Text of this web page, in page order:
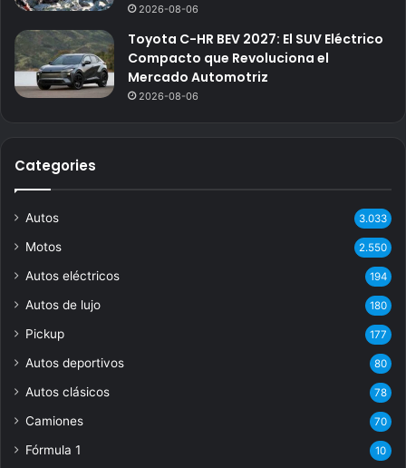
2026-08-06
Toyota C-HR BEV 2027: El SUV Eléctrico
Compacto que Revoluciona el
Mercado Automotriz
2026-08-06
Categories
Autos 3.033
Motos 2.550
Autos eléctricos 194
Autos de lujo 180
Pickup 177
Autos deportivos 80
Autos clásicos 78
Camiones 70
Fórmula 1 10